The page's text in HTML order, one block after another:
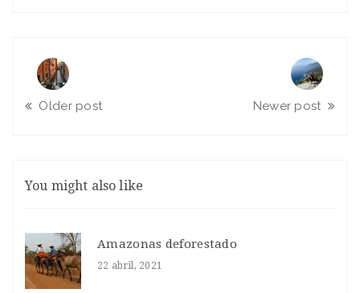
Older post Newer post
You might also like
Amazonas deforestado
22 abril, 2021